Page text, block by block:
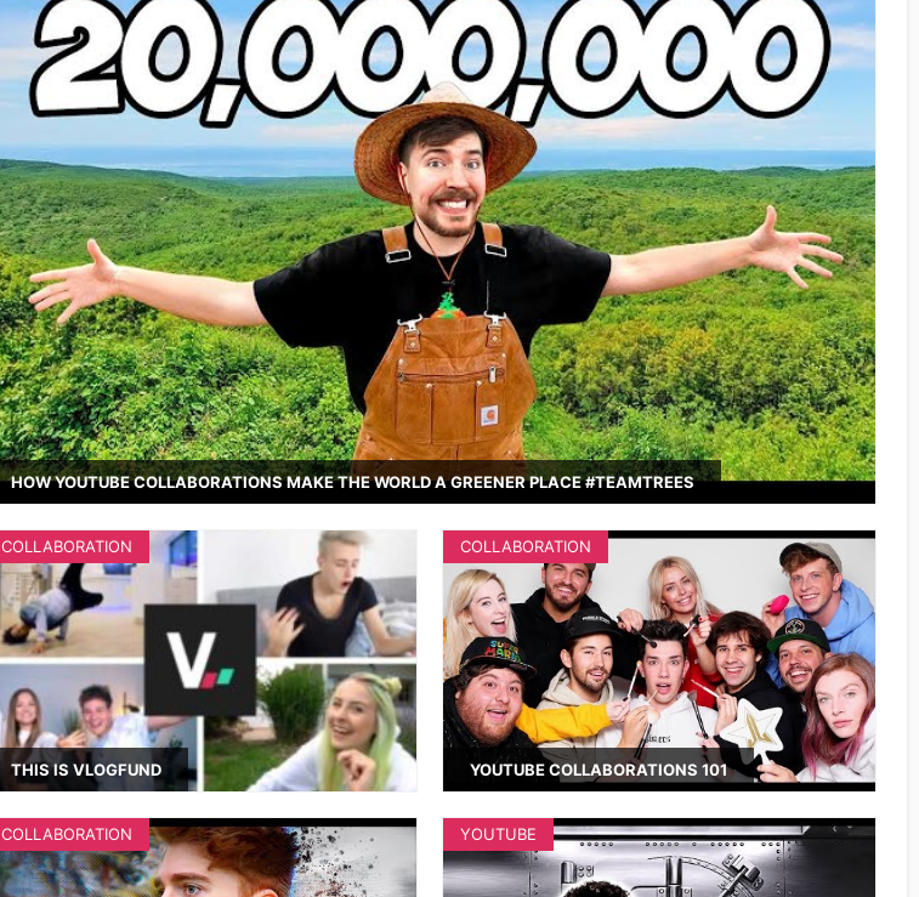
HOW YOUTUBE COLLABORATIONS MAKE THE WORLD A GREENER PLACE #TEAMTREES
THIS IS VLOGFUND
COLLABORATION
YOUTUBE COLLABORATIONS 101
COLLABORATION
COLLABORATION YOUTUBE